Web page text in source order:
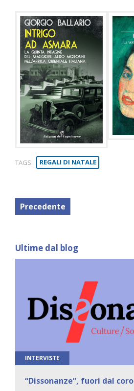
TAGS: REGALI DI NATALE
Precedente
Ultime dal blog
INTERVISTE
“Dissonanze”, fuori dal coro